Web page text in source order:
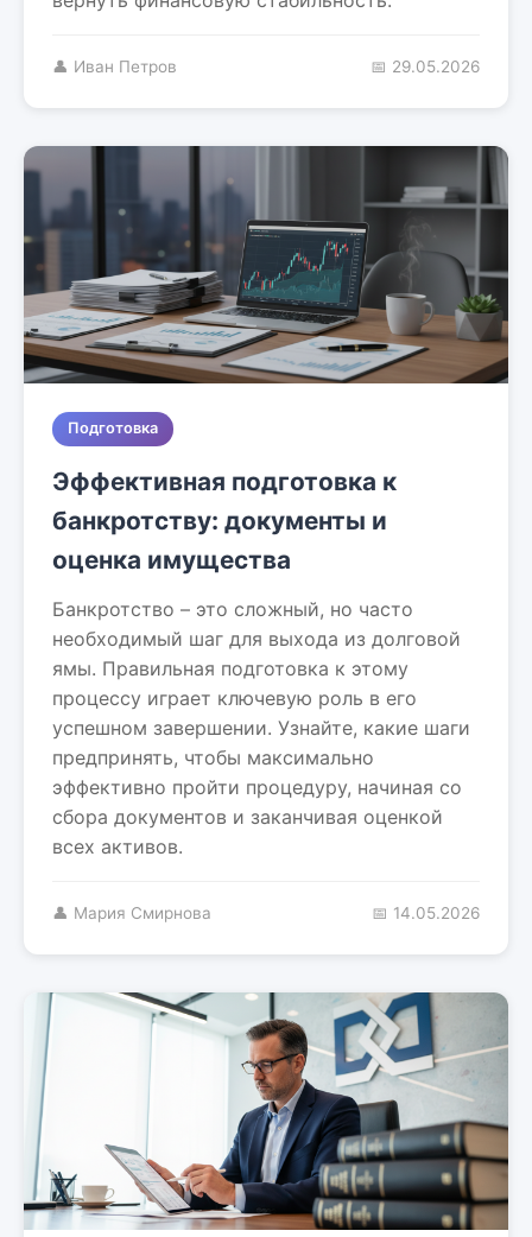
👤 Иван Петров 📅 29.05.2026
Подготовка
Эффективная подготовка к
банкротству: документы и
оценка имущества
Банкротство – это сложный, но часто
необходимый шаг для выхода из долговой
ямы. Правильная подготовка к этому
процессу играет ключевую роль в его
успешном завершении. Узнайте, какие шаги
предпринять, чтобы максимально
эффективно пройти процедуру, начиная со
сбора документов и заканчивая оценкой
всех активов.
👤 Мария Смирнова 📅 14.05.2026